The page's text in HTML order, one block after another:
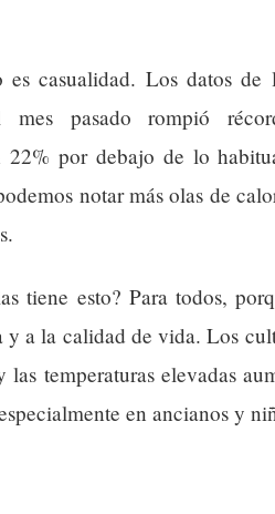
es casualidad. Los datos
mes pasado rompió
22% por debajo de lo
notar más olas de
tiene esto? Para todos,
y a la calidad de vida. Los
las temperaturas elevadas
en ancianos y